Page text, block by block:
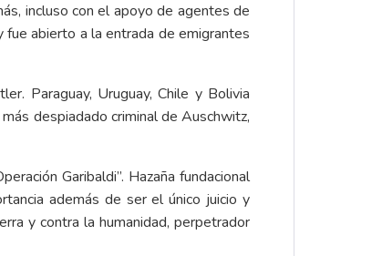
incluso con el apoyo de agentes de
abierto a la entrada de emigrantes
Paraguay, Uruguay, Chile y Bolivia
despiadado criminal de Auschwitz,
Garibaldi”. Hazaña fundacional
además de ser el único juicio y
y contra la humanidad, perpetrador